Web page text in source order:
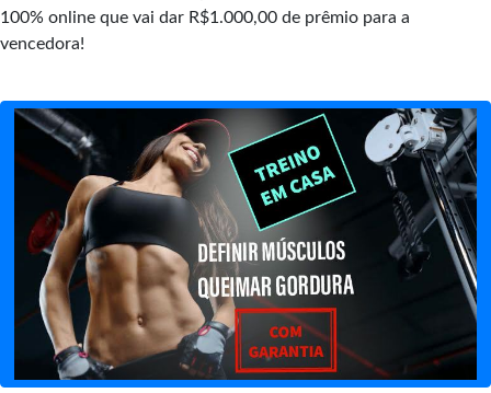
100% online que vai dar R$1.000,00 de prêmio para a
vencedora!